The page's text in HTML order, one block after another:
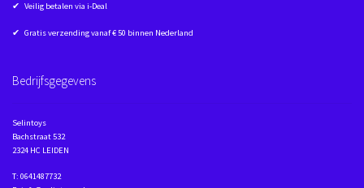
✔ Veilig betalen via i-Deal
✔ Gratis verzending vanaf € 50 binnen Nederland
Bedrijfsgegevens
Selintoys
Bachstraat 532
2324 HC LEIDEN
T: 0641487732